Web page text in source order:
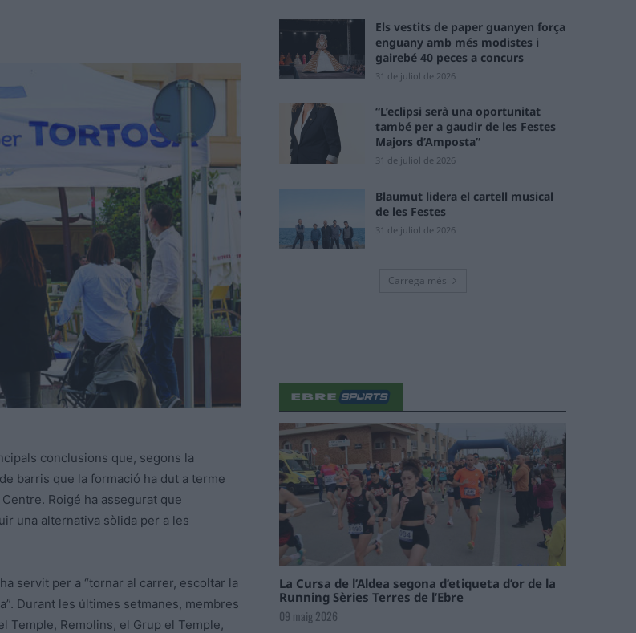
conclusions que, segons la
barris que la formació ha dut a terme
Roigé ha assegurat que
una alternativa sòlida per a les
servit per a “tornar al carrer, escoltar la
Durant les últimes setmanes, membres
Temple, Remolins, el Grup el Temple,
Els vestits de paper guanyen força
enguany amb més modistes i
gairebé 40 peces a concurs
31 de juliol de 2026
“L’eclipsi serà una oportunitat
també per a gaudir de les Festes
Majors d’Amposta”
31 de juliol de 2026
Blaumut lidera el cartell musical
de les Festes
31 de juliol de 2026
Carrega més
La Cursa de l’Aldea segona d’etiqueta d’or de la
Running Sèries Terres de l’Ebre
09 maig 2026